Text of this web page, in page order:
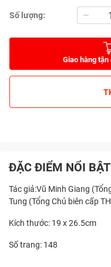
Số lượng:
Giao hàng
ĐẶC ĐIỂM NỔI BẬT
Tác giả:Vũ Minh Giang
Tung (Tổng Chủ biên cấp
Kích thước: 19 x 26.5cm
Số trang: 148